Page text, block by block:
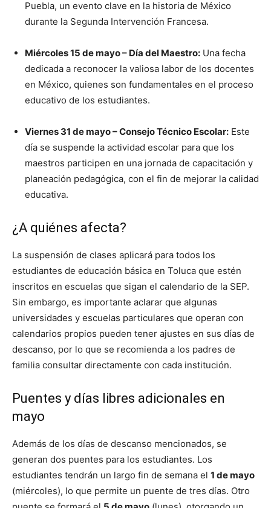
Puebla, un evento clave en la historia de México
durante la Segunda Intervención Francesa.
Miércoles 15 de mayo – Día del Maestro: Una fecha
dedicada a reconocer la valiosa labor de los docentes
en México, quienes son fundamentales en el proceso
educativo de los estudiantes.
Viernes 31 de mayo – Consejo Técnico Escolar: Este
día se suspende la actividad escolar para que los
maestros participen en una jornada de capacitación y
planeación pedagógica, con el fin de mejorar la calidad
educativa.
¿A quiénes afecta?
La suspensión de clases aplicará para todos los
estudiantes de educación básica en Toluca que estén
inscritos en escuelas que sigan el calendario de la SEP.
Sin embargo, es importante aclarar que algunas
universidades y escuelas particulares que operan con
calendarios propios pueden tener ajustes en sus días de
descanso, por lo que se recomienda a los padres de
familia consultar directamente con cada institución.
Puentes y días libres adicionales en
mayo
Además de los días de descanso mencionados, se
generan dos puentes para los estudiantes. Los
estudiantes tendrán un largo fin de semana el 1 de mayo
(miércoles), lo que permite un puente de tres días. Otro